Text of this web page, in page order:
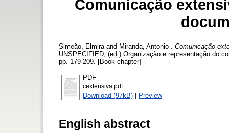
Comunicação
Simeão, Elmira and Miranda, Antonio
Comunicação
UNSPECIFIED, (ed.) Organização e representação do
pp. 179-209. [Book chapter]
PDF
cextensiva.pdf
Download (97kB) | Preview
English abstract